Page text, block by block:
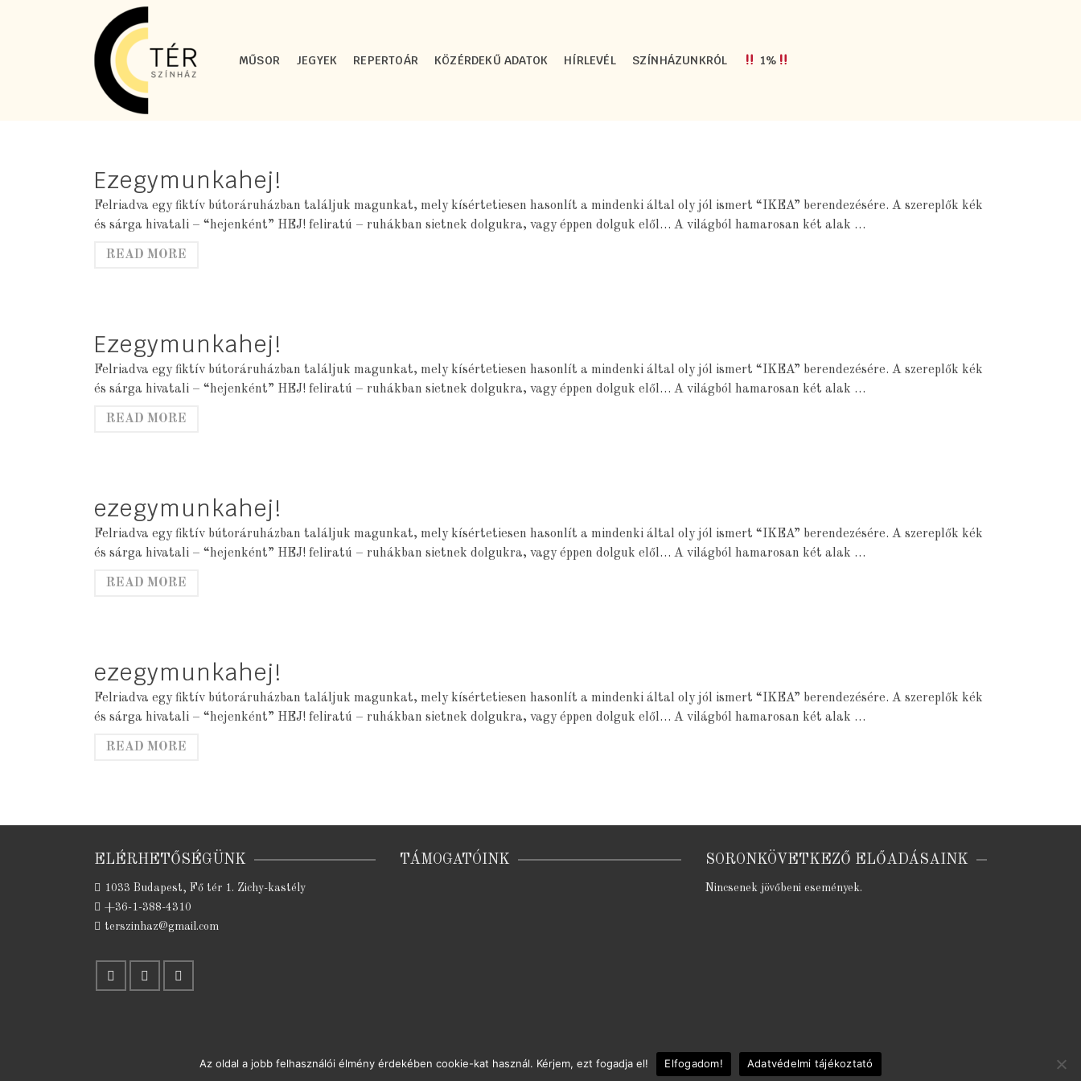
MŰSOR JEGYEK REPERTOÁR KÖZÉRDEKŰ ADATOK HÍRLEVÉL SZÍNHÁZUNKRÓL 1%
Ezegymunkahej!
Felriadva egy fiktív bútoráruházban találjuk magunkat, mely kísértetiesen hasonlít a mindenki által oly jól ismert “IKEA” berendezésére. A szereplők kék
és sárga hivatali – “hejenként” HEJ! feliratú – ruhákban sietnek dolgukra, vagy éppen dolguk elől… A világból hamarosan két alak …
READ MORE
Ezegymunkahej!
Felriadva egy fiktív bútoráruházban találjuk magunkat, mely kísértetiesen hasonlít a mindenki által oly jól ismert “IKEA” berendezésére. A szereplők kék
és sárga hivatali – “hejenként” HEJ! feliratú – ruhákban sietnek dolgukra, vagy éppen dolguk elől… A világból hamarosan két alak …
READ MORE
ezegymunkahej!
Felriadva egy fiktív bútoráruházban találjuk magunkat, mely kísértetiesen hasonlít a mindenki által oly jól ismert “IKEA” berendezésére. A szereplők kék
és sárga hivatali – “hejenként” HEJ! feliratú – ruhákban sietnek dolgukra, vagy éppen dolguk elől… A világból hamarosan két alak …
READ MORE
ezegymunkahej!
Felriadva egy fiktív bútoráruházban találjuk magunkat, mely kísértetiesen hasonlít a mindenki által oly jól ismert “IKEA” berendezésére. A szereplők kék
és sárga hivatali – “hejenként” HEJ! feliratú – ruhákban sietnek dolgukra, vagy éppen dolguk elől… A világból hamarosan két alak …
READ MORE
ELÉRHETŐSÉGÜNK
1033 Budapest, Fő tér 1. Zichy-kastély
+36-1-388-4310
terszinhaz@gmail.com
TÁMOGATÓINK SORONKÖVETKEZŐ ELŐADÁSAINK
Nincsenek jövőbeni események.
© 2026 Térszínház | készítette:Braun Barna
Az oldal a jobb felhasználói élmény érdekében cookie-kat használ. Kérjem, ezt fogadja el! Elfogadom! Adatvédelmi tájékoztató